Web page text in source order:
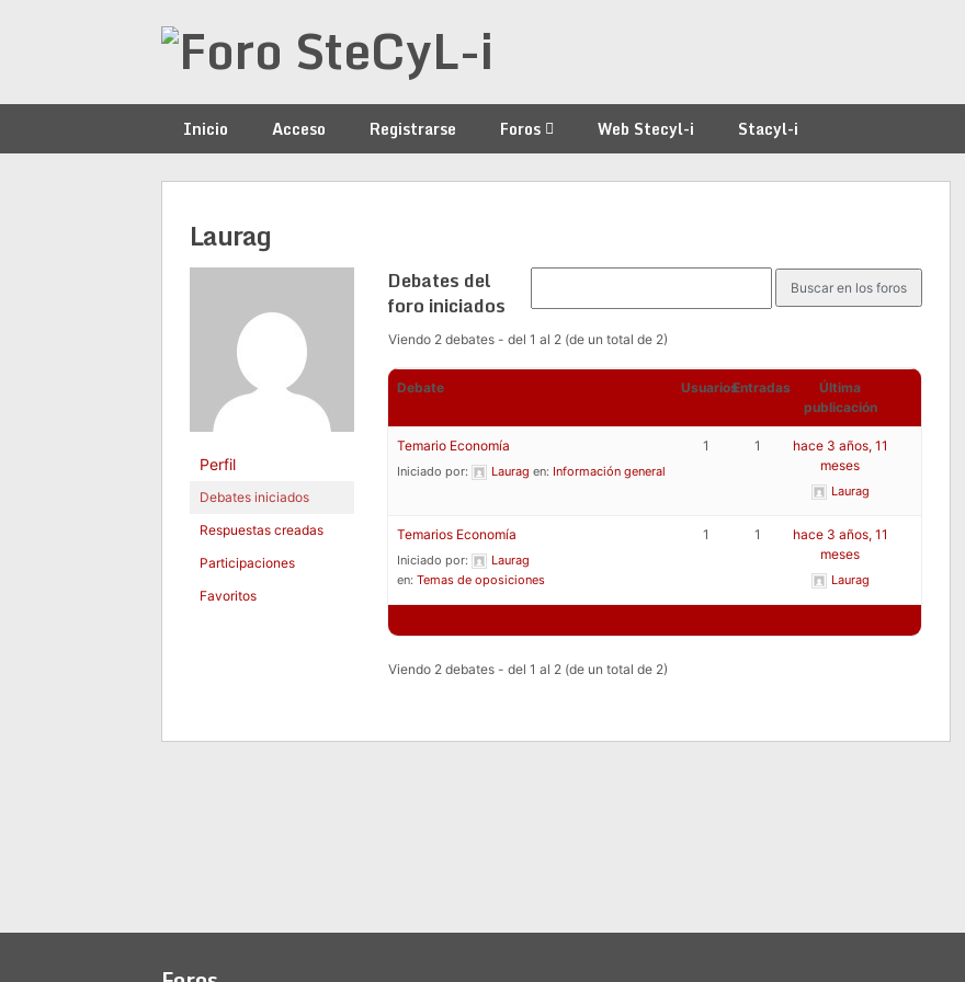
Inicio Acceso Registrarse Foros Web Stecyl-i Stacyl-i
Laurag
Perfil
Debates iniciados
Respuestas creadas
Participaciones
Favoritos
Debates del
foro iniciados
Viendo 2 debates - del 1 al 2 (de un total de 2)
Debate UsuariosEntradas
Última
publicación
Temario Economía
Iniciado por: Laurag en: Información general
1 1
hace 3 años, 11
meses
Laurag
Temarios Economía
Iniciado por:
Laurag
en: Temas de oposiciones
1 1
hace 3 años, 11
meses
Laurag
Viendo 2 debates - del 1 al 2 (de un total de 2)